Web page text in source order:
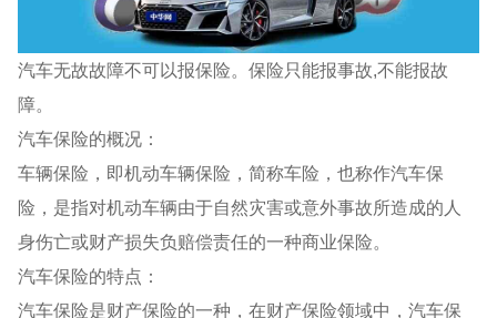
汽车无故故障不可以报保险。保险只能报事故,不能报故
障。
汽车保险的概况：
车辆保险，即机动车辆保险，简称车险，也称作汽车保
险，是指对机动车辆由于自然灾害或意外事故所造成的人
身伤亡或财产损失负赔偿责任的一种商业保险。
汽车保险的特点：
汽车保险是财产保险的一种，在财产保险领域中，汽车保